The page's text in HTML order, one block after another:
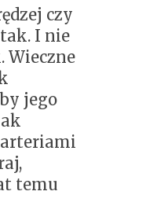
czy
I nie
Wieczne
jego
arteriami
temu